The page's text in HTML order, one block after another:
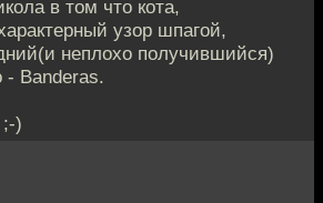
в том что кота,
узор шпагой,
неплохо получившийся)
- Banderas.
)